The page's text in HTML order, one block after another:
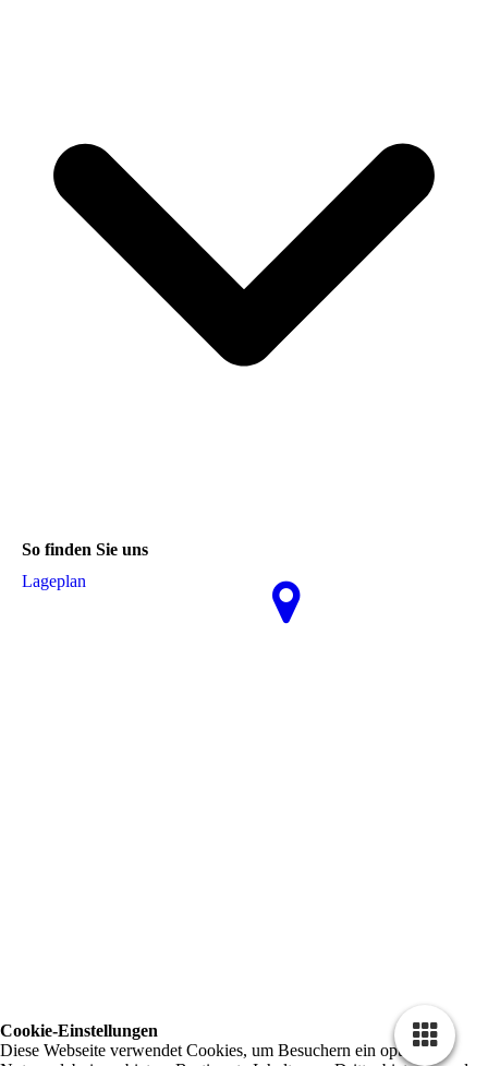
So finden Sie uns
La­ge­plan
Cookie-Einstellungen
Diese Webseite verwendet Cookies, um Besuchern ein optimales